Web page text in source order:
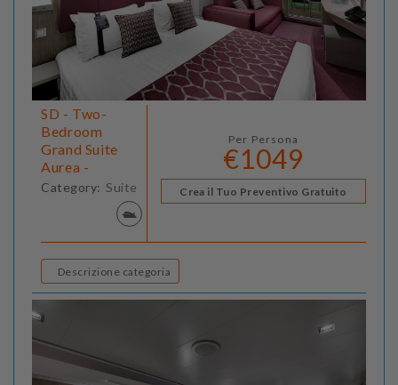
SD - Two-
Bedroom
Grand Suite
Aurea -
Category: Suite
Per Persona
€1049
Crea il Tuo Preventivo Gratuito
Descrizione categoria